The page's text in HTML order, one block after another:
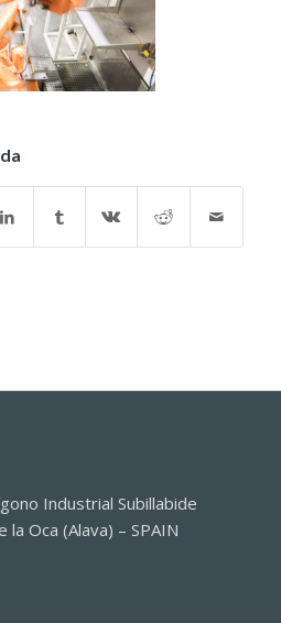
Industrial Subillabide
Oca (Alava) – SPAIN